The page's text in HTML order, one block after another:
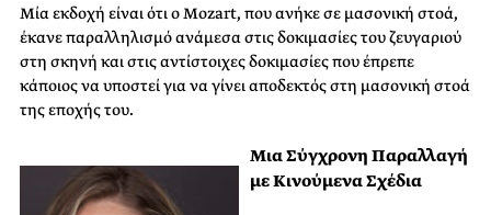
Μία εκδοχή είναι ότι ο Mozart, που ανήκε σε μασονική στοά,
έκανε παραλληλισμό ανάμεσα στις δοκιμασίες του ζευγαριού
στη σκηνή και στις αντίστοιχες δοκιμασίες που έπρεπε
κάποιος να υποστεί για να γίνει αποδεκτός στη μασονική στοά
της εποχής του.
Μια Σύγχρονη Παραλλαγή
με Κινούμενα Σχέδια